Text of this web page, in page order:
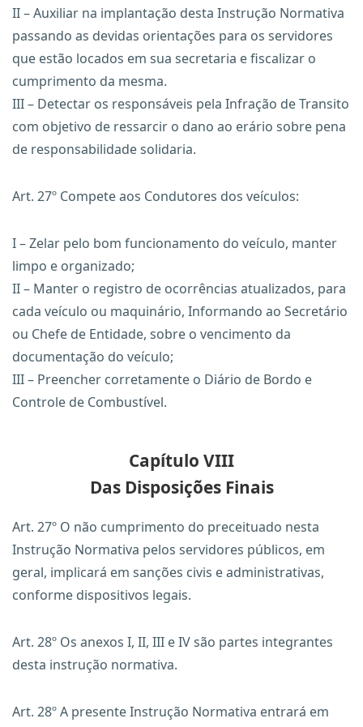
II – Auxiliar na implantação desta Instrução Normativa
passando as devidas orientações para os servidores
que estão locados em sua secretaria e fiscalizar o
cumprimento da mesma.
III – Detectar os responsáveis pela Infração de Transito
com objetivo de ressarcir o dano ao erário sobre pena
de responsabilidade solidaria.
Art. 27º Compete aos Condutores dos veículos:
I – Zelar pelo bom funcionamento do veículo, manter
limpo e organizado;
II – Manter o registro de ocorrências atualizados, para
cada veículo ou maquinário, Informando ao Secretário
ou Chefe de Entidade, sobre o vencimento da
documentação do veículo;
III – Preencher corretamente o Diário de Bordo e
Controle de Combustível.
Capítulo VIII
Das Disposições Finais
Art. 27º O não cumprimento do preceituado nesta
Instrução Normativa pelos servidores públicos, em
geral, implicará em sanções civis e administrativas,
conforme dispositivos legais.
Art. 28º Os anexos I, II, III e IV são partes integrantes
desta instrução normativa.
Art. 28º A presente Instrução Normativa entrará em